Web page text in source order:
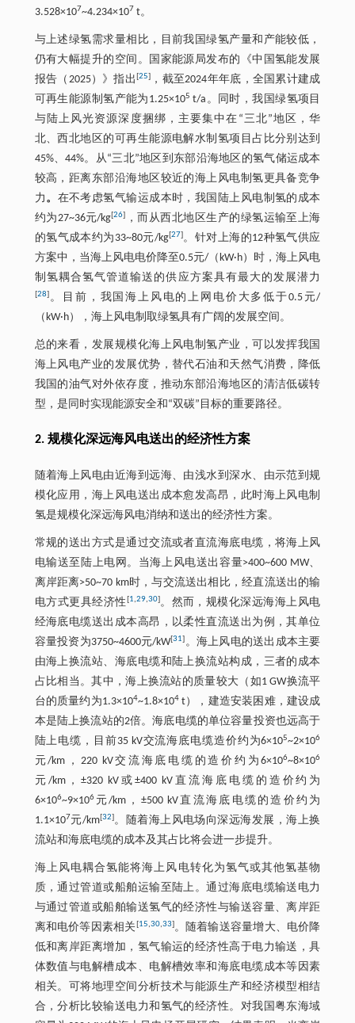
3.528×107~4.234×107 t。
与上述绿氢需求量相比，目前我国绿氢产量和产能较低，
仍有大幅提升的空间。国家能源局发布的《中国氢能发展
报告（2025）》指出[25]
，截至2024年年底，全国累计建成
可再生能源制氢产能为1.25×105 t/a。同时，我国绿氢项目
与陆上风光资源深度捆绑，主要集中在“三北”地区，华
北、西北地区的可再生能源电解水制氢项目占比分别达到
45%、44%。从“三北”地区到东部沿海地区的氢气储运成本
较高，距离东部沿海地区较近的海上风电制氢更具备竞争
力 。 在不考虑氢气输运成本时，我国陆上风电制氢的成本
约为27~36元/kg[26]
，而从西北地区生产的绿氢运输至上海
的氢气成本约为33~80元/kg[27]。针对上海的12种氢气供应
方案中，当海上风电电价降至0.5元/（kW·h）时，海上风电
制氢耦合氢气管道输送的供应方案具有最大的发展潜力
[28]。目前，我国海上风电的上网电价大多低于0.5元/
（kW·h），海上风电制取绿氢具有广阔的发展空间。
总的来看，发展规模化海上风电制氢产业，可以发挥我国
海上风电产业的发展优势，替代石油和天然气消费，降低
我国的油气对外依存度，推动东部沿海地区的清洁低碳转
型，是同时实现能源安全和“双碳”目标的重要路径。
2. 规模化深远海风电送出的经济性方案
随着海上风电由近海到远海、由浅水到深水、由示范到规
模化应用，海上风电送出成本愈发高昂，此时海上风电制
氢是规模化深远海风电消纳和送出的经济性方案。
常规的送出方式是通过交流或者直流海底电缆，将海上风
电输送至陆上电网。当海上风电送出容量>400~600 MW、
离岸距离>50~70 km时，与交流送出相比，经直流送出的输
电方式更具经济性[1,29,30]。然而，规模化深远海海上风电
经海底电缆送出成本高昂，以柔性直流送出为例，其单位
容量投资为3750~4600元/kW[31] 。海上风电的送出成本主要
由海上换流站、海底电缆和陆上换流站构成，三者的成本
占比相当。其中，海上换流站的质量较大（如1 GW换流平
台的质量约为1.3×104~1.8×104t），建造安装困难，建设成
本是陆上换流站的2倍。海底电缆的单位容量投资也远高于
陆上电缆，目前35 kV交流海底电缆造价约为6×105~2×106
元/km，220 kV交流海底电缆的造价约为6×106~8×106
元/km，±320 kV或±400 kV直流海底电缆的造价约为
6×106~9×106元/km，±500 kV直流海底电缆的造价约为
1.1×107元/km[32]。随着海上风电场向深远海发展，海上换
流站和海底电缆的成本及其占比将会进一步提升。
海上风电耦合氢能将海上风电转化为氢气或其他氢基物
质，通过管道或船舶运输至陆上。通过海底电缆输送电力
与通过管道或船舶输送氢气的经济性与输送容量、离岸距
离和电价等因素相关[15,30,33]。随着输送容量增大、电价降
低和离岸距离增加，氢气输运的经济性高于电力输送，具
体数值与电解槽成本、电解槽效率和海底电缆成本等因素
相关。可将地理空间分析技术与能源生产和经济模型相结
合，分析比较输送电力和氢气的经济性。对我国粤东海域